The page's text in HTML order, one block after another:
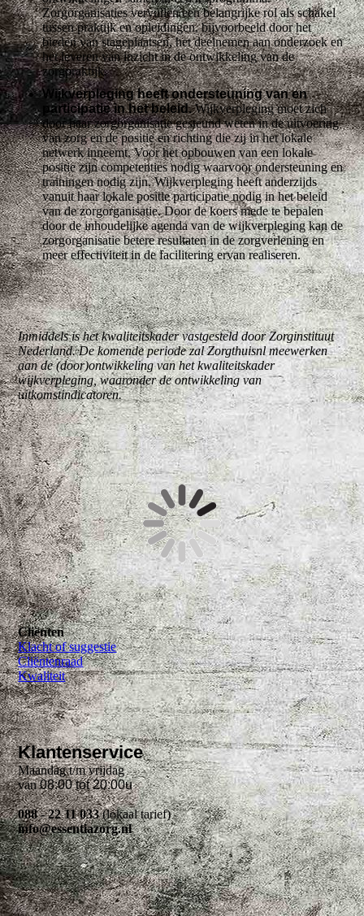
Zorgorganisaties vervullen een belangrijke rol als schakel
tussen praktijk en opleidingen, bijvoorbeeld door het
bieden van stageplaatsen, het deelnemen aan onderzoek en
het leveren van inzicht in de ontwikkeling van de
zorgpraktijk.
Wijkverpleging heeft ondersteuning van en
participatie in het beleid.Wijkverpleging moet zich
door haar zorgorganisatie gesteund weten in de uitvoering
van zorg en de positie en richting die zij in het lokale
netwerk inneemt. Voor het opbouwen van een lokale
positie zijn competenties nodig waarvoor ondersteuning en
trainingen nodig zijn. Wijkverpleging heeft anderzijds
vanuit haar lokale positie participatie nodig in het beleid
van de zorgorganisatie. Door de koers mede te bepalen
door de inhoudelijke agenda van de wijkverpleging kan de
zorgorganisatie betere resultaten in de zorgverlening en
meer effectiviteit in de facilitering ervan realiseren.
Inmiddels is het kwaliteitskader vastgesteld door Zorginstituut
Nederland. De komende periode zal Zorgthuisnl meewerken
aan de (door)ontwikkeling van het kwaliteitskader
wijkverpleging, waaronder de ontwikkeling van
uitkomstindicatoren.
Cliënten
Klacht of suggestie
Cliëntenraad
Kwaliteit
Klantenservice
Maandag t/m vrijdag
van08:00 tot 20:00u
088 - 22 11 033(lokaal tarief)
info@essentiazorg.nl